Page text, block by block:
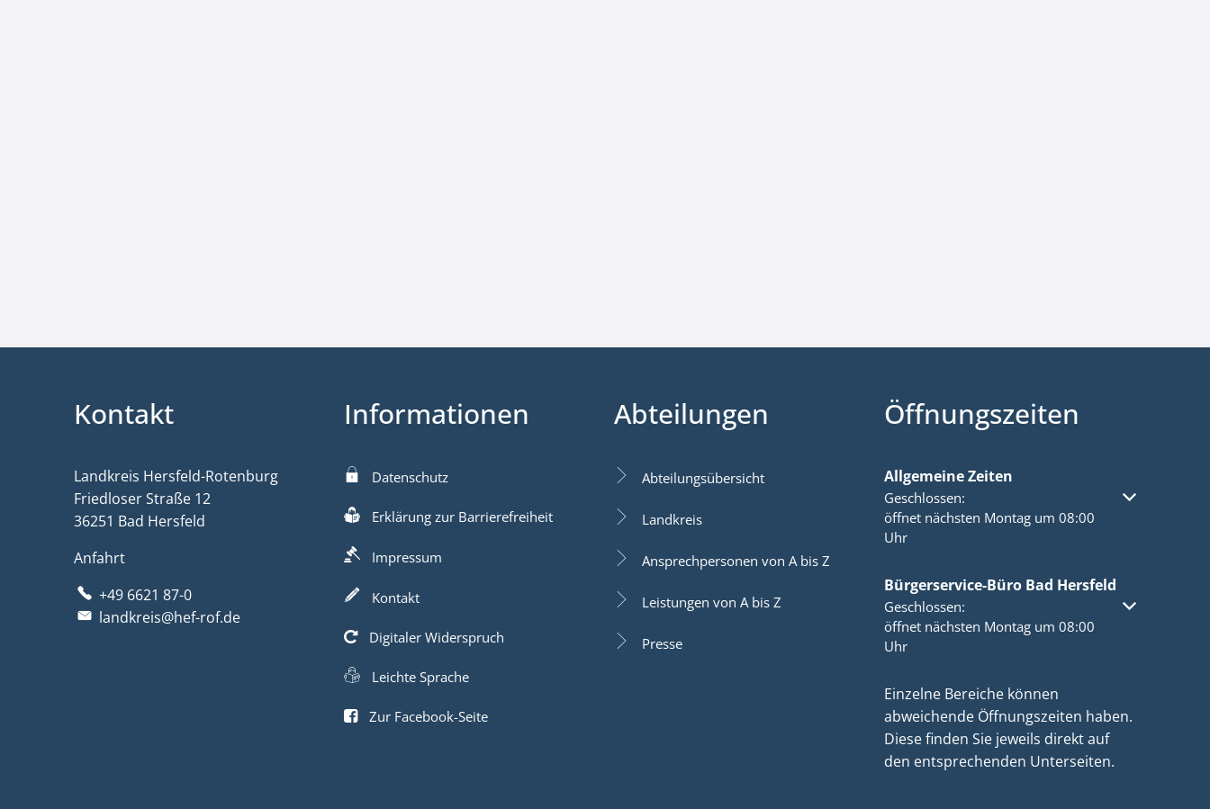
Kontakt
Landkreis Hersfeld-Rotenburg
Friedloser Straße 12
36251 Bad Hersfeld
Anfahrt
+49 6621 87-0
landkreis@hef-rof.de
Informationen
Datenschutz
Erklärung zur Barrierefreiheit
Impressum
Kontakt
Digitaler Widerspruch
Leichte Sprache
Zur Facebook-Seite
Abteilungen
Abteilungsübersicht
Landkreis
Ansprechpersonen von A bis Z
Leistungen von A bis Z
Presse
Öffnungszeiten
Allgemeine Zeiten
Klicken, um weitere Öffnungs- oder Schließzeiten
Geschlossen:
öffnet nächsten Montag um 08:00
Uhr
Bürgerservice-Büro Bad Hersfeld
Klicken, um weitere Öffnungs- oder Schließzeiten
Geschlossen:
öffnet nächsten Montag um 08:00
Uhr
Einzelne Bereiche können
abweichende Öffnungszeiten haben.
Diese finden Sie jeweils direkt auf
den entsprechenden Unterseiten.